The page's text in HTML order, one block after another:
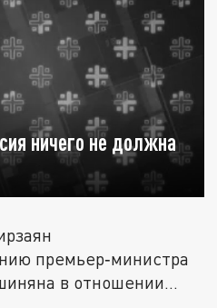
ничего не должна
премьер‑министра
в отношении